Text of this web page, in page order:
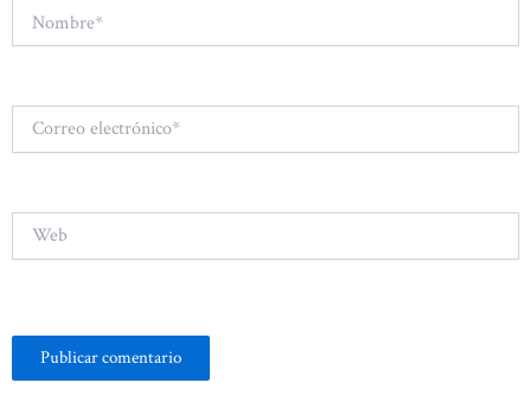
Correo
electrónico*
Web